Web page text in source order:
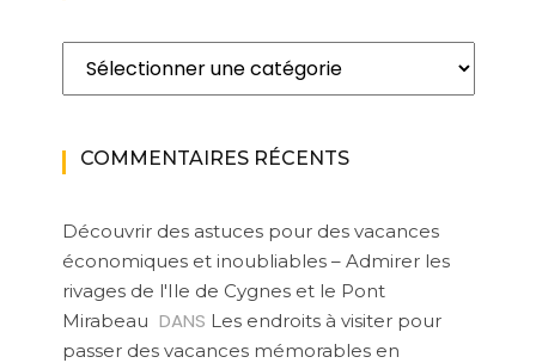
Catégories
COMMENTAIRES RÉCENTS
Découvrir des astuces pour des vacances
économiques et inoubliables – Admirer les
rivages de l'Ile de Cygnes et le Pont
Mirabeau DANS Les endroits à visiter pour
passer des vacances mémorables en